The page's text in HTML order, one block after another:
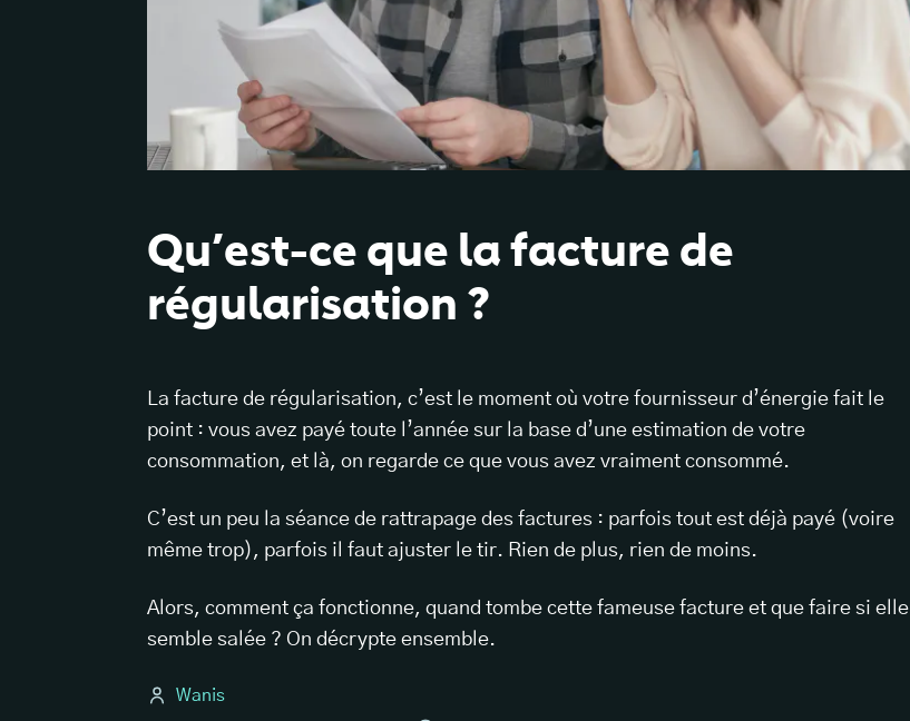
Qu’est-ce que la facture de
régularisation ?
La facture de régularisation, c’est le moment où votre fournisseur d’énergie fait le
point : vous avez payé toute l’année sur la base d’une estimation de votre
consommation, et là, on regarde ce que vous avez vraiment consommé.
C’est un peu la séance de rattrapage des factures : parfois tout est déjà payé (voire
même trop), parfois il faut ajuster le tir. Rien de plus, rien de moins.
Alors, comment ça fonctionne, quand tombe cette fameuse facture et que faire si elle
semble salée ? On décrypte ensemble.
Wanis